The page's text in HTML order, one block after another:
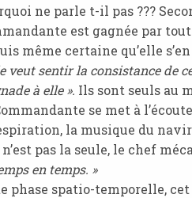
ne parle t-il pas ???
est gagnée par
même certaine qu’elle
veut sentir la consistance de
à elle ». Ils sont seuls au
se met à
la musique du
pas la seule, le chef
en temps. »
phase spatio-temporelle,